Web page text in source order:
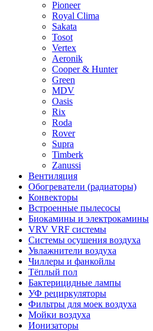
Pioneer
Royal Clima
Sakata
Tosot
Vertex
Aeronik
Cooper & Hunter
Green
MDV
Oasis
Rix
Roda
Rover
Supra
Timberk
Zanussi
Вентиляция
Обогреватели (радиаторы)
Конвекторы
Встроенные пылесосы
Биокамины и электрокамины
VRV VRF системы
Системы осушения воздуха
Увлажнители воздуха
Чиллеры и фанкойлы
Тёплый пол
Бактерицидные лампы
УФ рециркуляторы
Фильтры для моек воздуха
Мойки воздуха
Ионизаторы